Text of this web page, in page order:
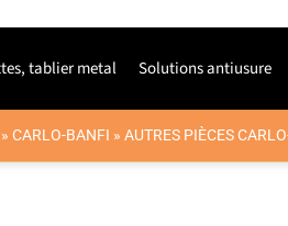
tablier metal Solutions antiusure
» CARLO-BANFI » AUTRES PIÈCES